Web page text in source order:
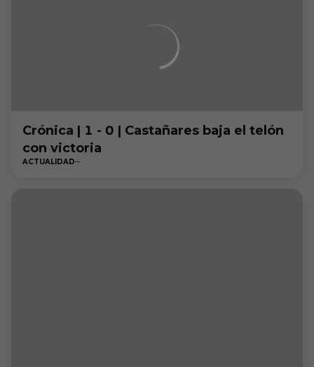
Crónica | 1 - 0 | Castañares baja el telón
con victoria
ACTUALIDAD